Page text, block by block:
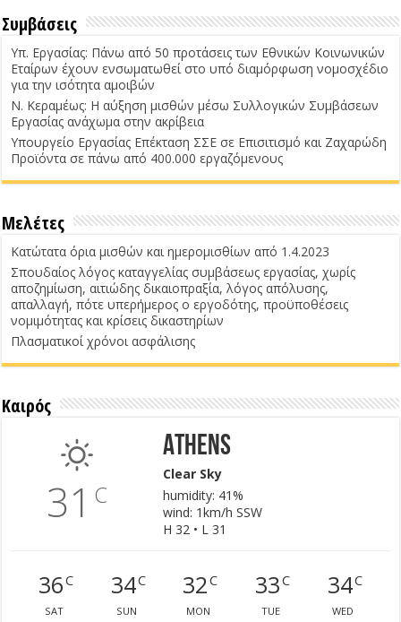
Συμβάσεις
Υπ. Εργασίας: Πάνω από 50 προτάσεις των Εθνικών Κοινωνικών
Εταίρων έχουν ενσωματωθεί στο υπό διαμόρφωση νομοσχέδιο
για την ισότητα αμοιβών
Ν. Κεραμέως: Η αύξηση μισθών μέσω Συλλογικών Συμβάσεων
Εργασίας ανάχωμα στην ακρίβεια
Υπουργείο Εργασίας Επέκταση ΣΣΕ σε Επισιτισμό και Ζαχαρώδη
Προϊόντα σε πάνω από 400.000 εργαζόμενους
Μελέτες
Κατώτατα όρια μισθών και ημερομισθίων από 1.4.2023
Σπουδαίος λόγος καταγγελίας συμβάσεως εργασίας, χωρίς
αποζημίωση, αιτιώδης δικαιοπραξία, λόγος απόλυσης,
απαλλαγή, πότε υπερήμερος ο εργοδότης, προϋποθέσεις
νομιμότητας και κρίσεις δικαστηρίων
Πλασματικοί χρόνοι ασφάλισης
Καιρός
31 C
Athens
Clear Sky
humidity: 41%
wind: 1km/h SSW
H 32 • L 31
36C
SAT
34C
SUN
32C
MON
33C
TUE
34C
WED